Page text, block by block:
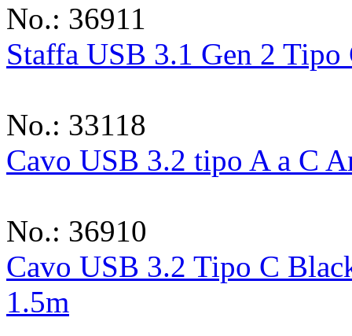
No.: 36911
Staffa USB 3.1 Gen 2 Tipo
No.: 33118
Cavo USB 3.2 tipo A a C
No.: 36910
Cavo USB 3.2 Tipo C
1.5m